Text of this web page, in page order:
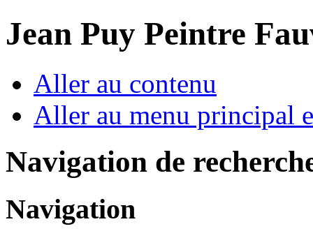
Jean Puy Peintre
Aller au contenu
Aller au menu principal
Navigation de
Navigation